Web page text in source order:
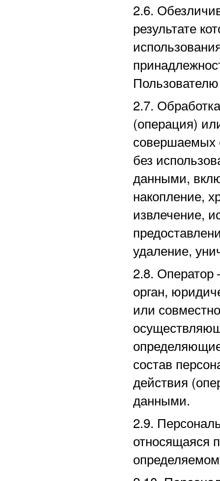
2.6.
результате
2.7.
(операция)
совершаемых
без
данными,
накопление,
извлечение,
удаление,
2.8. Оператор
орган,
или
состав
действия
данными.
2.9.
относящаяся